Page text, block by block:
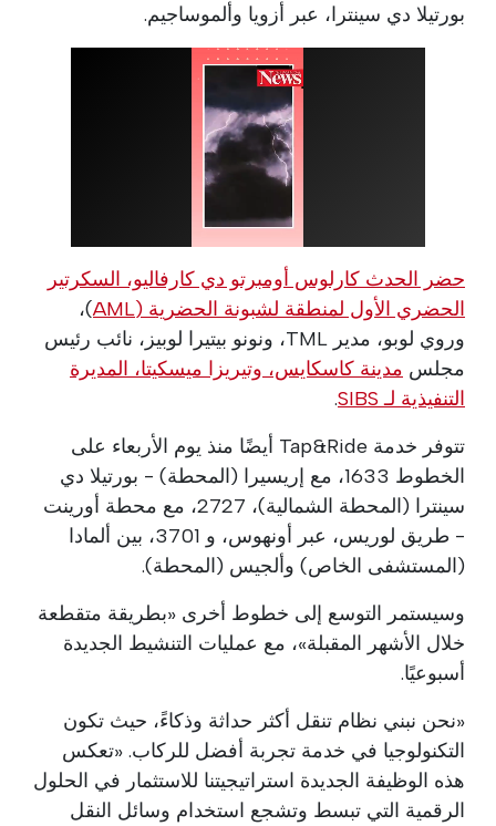
بورتيلا دي سينترا، عبر أزويا وألموساجيم.
حضر الحدث كارلوس أومبرتو دي كارفاليو، السكرتير
الحضري الأول لمنطقة لشبونة الحضرية (AML)،
وروي لوبو، مدير TML، ونونو بيتيرا لوبيز، نائب رئيس
مجلس مدينة كاسكايس، وتيريزا ميسكيتا، المديرة
التنفيذية لـ SIBS
.
تتوفر خدمة Tap&Ride أيضًا منذ يوم الأربعاء على
الخطوط 1633، مع إريسيرا (المحطة) - بورتيلا دي
سينترا (المحطة الشمالية)، 2727، مع محطة أورينت
- طريق لوريس، عبر أونهوس، و 3701، بين ألمادا
(المستشفى الخاص) وألجيس (المحطة).
وسيستمر التوسع إلى خطوط أخرى «بطريقة متقطعة
خلال الأشهر المقبلة»، مع عمليات التنشيط الجديدة
أسبوعيًا.
«نحن نبني نظام تنقل أكثر حداثة وذكاءً، حيث تكون
التكنولوجيا في خدمة تجربة أفضل للركاب. «تعكس
هذه الوظيفة الجديدة استراتيجيتنا للاستثمار في الحلول
الرقمية التي تبسط وتشجع استخدام وسائل النقل